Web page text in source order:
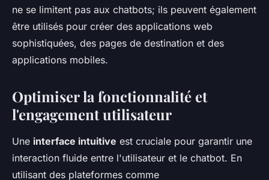
ne se limitent pas aux chatbots; ils peuvent également
être utilisés pour créer des applications web
sophistiquées, des pages de destination et des
applications mobiles.
Optimiser la fonctionnalité et
l'engagement utilisateur
Une interface intuitive est cruciale pour garantir une
interaction fluide entre l'utilisateur et le chatbot. En
utilisant des plateformes comme